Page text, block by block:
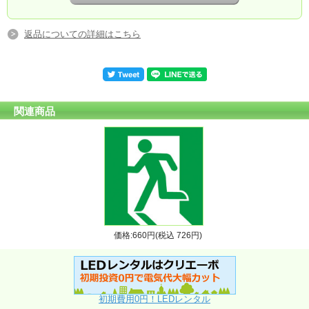
返品についての詳細はこちら
関連商品
価格:660円(税込 726円)
初期費用0円！LEDレンタル